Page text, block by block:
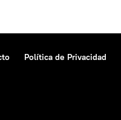
Política de Privacidad